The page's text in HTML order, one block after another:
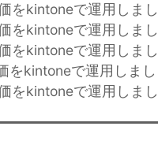
kintoneで運用しまし
kintoneで運用しまし
kintoneで運用しまし
kintoneで運用しまし
kintoneで運用しまし